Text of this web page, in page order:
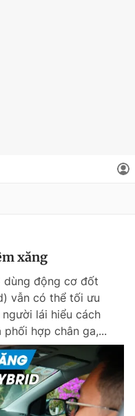
24h
360
xăng
dùng động cơ đốt
vẫn có thể tối ưu
lái hiểu cách
hợp chân ga,...